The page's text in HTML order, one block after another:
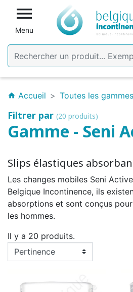

Menu
home Accueil Toutes les gammes
Filtrer par (20 produits)
Gamme - Seni
Slips élastiques
Les changes mobiles Seni
Belgique Incontinence, ils
absorptions et sont conçus
les hommes.
Il y a 20 produits.